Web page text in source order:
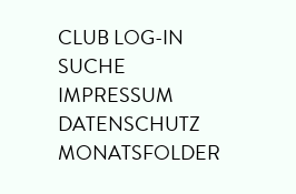
CLUB LOG-IN
SUCHE
IMPRESSUM
DATENSCHUTZ
MONATSFOLDER